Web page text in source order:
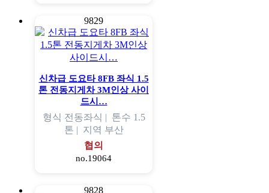
9829
신차급 도요타 8FB 좌식 1.5
톤 전동지게차 3M인상 사이
드시…
형식 전동좌식 | 톤수 1.5
톤 | 지역 부산
협의
no.19064
9828